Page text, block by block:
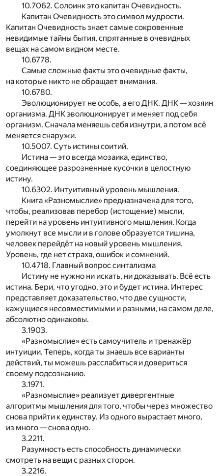
10.7062. Солоинк это капитан Очевидность.
Капитан Очевидность это символ мудрости.
Капитан Очевидность знает самые сокровенные
невидимые тайны бытия, спрятанные в очевидных
вещах на самом видном месте.
10.6778.
Самые сложные факты это очевидные факты,
на которые никто не обращает внимания.
10.6780.
Эволюционирует не особь, а его ДНК. ДНК — хозяин
организма. ДНК эволюционирует и меняет под себя
организм. Сначала меняешь себя изнутри, а потом всё
меняется снаружи.
10.5007. Суть истины соитий.
Истина — это всегда мозаика, единство,
соединяющее разрозненные кусочки в целостную
истину.
10.6302. Интуитивный уровень мышления.
Книга «Разномыслие» предназначена для того,
чтобы, реализовав перебор (истощение) мысли,
перейти на уровень интуитивного мышления. Когда
умолкнут все мысли и в голове образуется тишина,
человек перейдёт на новый уровень мышления.
Уровень, где нет страха, ошибок и сомнений.
10.4718. Главный вопрос синтализма
Истину не нужно ни искать, ни доказывать. Всё есть
истина. Бери, что угодно, это и будет истина. Интерес
представляет доказательство, что две сущности,
кажущиеся несовместимыми и разными, на самом деле,
абсолютно одинаковы.
3.1903.
«Разномыслие» есть самоучитель и тренажёр
интуиции. Теперь, когда ты знаешь все варианты
действий, ты можешь расслабиться и довериться
своему подсознанию.
3.1971.
«Разномыслие» реализует дивергентные
алгоритмы мышления для того, чтобы через множество
снова прийти к единству. Из одного вырастает много,
из много — снова одно.
3.2211.
Разумность есть способность динамически
смотреть на вещи с разных сторон.
3.2216.